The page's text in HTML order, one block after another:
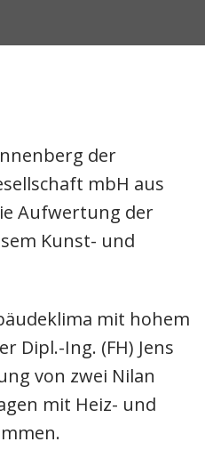
Filter
Vorheizregister
Luftverteilung
Absperrklappen
der
mbH aus
Aufwertung der
Kunst- und
mit hohem
Dipl.-Ing. (FH) Jens
von zwei Nilan
mit Heiz- und